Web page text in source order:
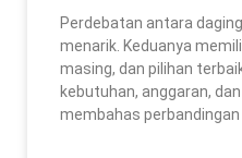
Perdebatan antara
menarik. Keduanya
masing, dan pilihan
kebutuhan, anggaran,
membahas